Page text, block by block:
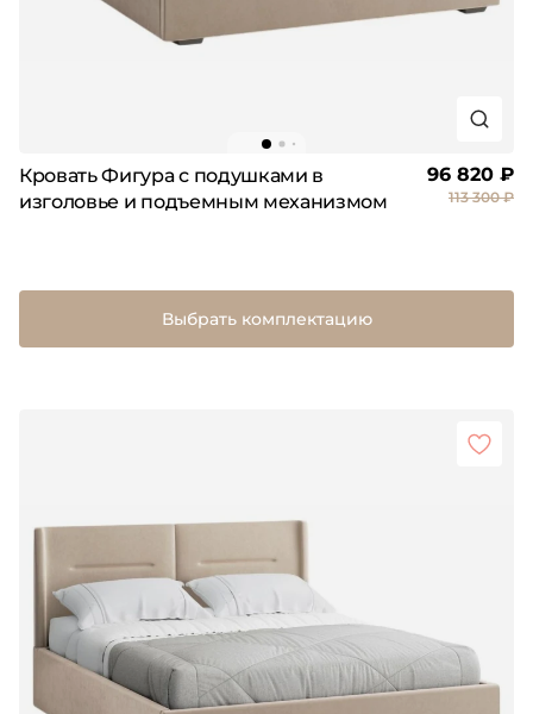
Кровать Фигура с подушками в
изголовье и подъемным механизмом
96 820 ₽
113 300 ₽
Выбрать комплектацию